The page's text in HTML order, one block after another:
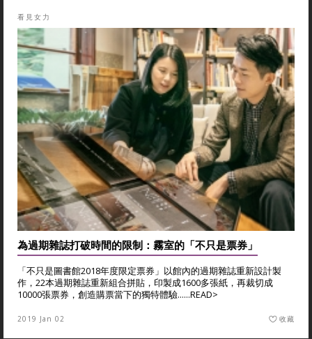
看見女力
為過期雜誌打破時間的限制：霧室的「不只是票券」
「不只是圖書館2018年度限定票券」以館內的過期雜誌重新設計製
作，22本過期雜誌重新組合拼貼，印製成1600多張紙，再裁切成
10000張票券，創造購票當下的獨特體驗......READ>
2019 Jan 02 收藏